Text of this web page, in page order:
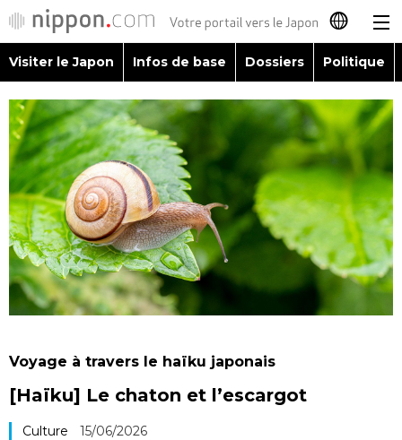
日本語
English
简体字
繁體字
Español
العربية
Visiter le Japon
Infos de base
Dossiers
Société
Visiter le Japon Infos de base Dossiers Politique
Voyage à travers le haïku japonais
[Haïku] Le chaton et l’escargot
Culture 15/06/2026